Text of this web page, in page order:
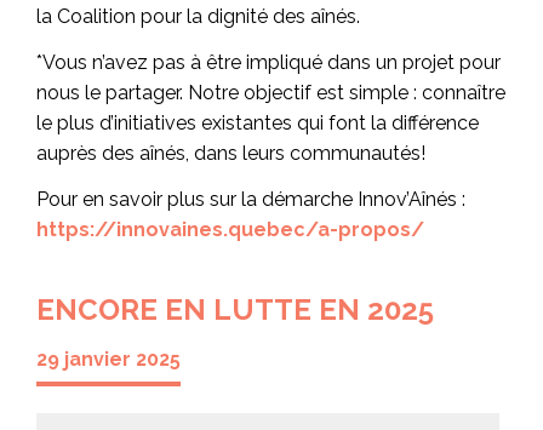
la Coalition pour la dignité des aînés.
*Vous n’avez pas à être impliqué dans un projet pour
nous le partager. Notre objectif est simple : connaître
le plus d’initiatives existantes qui font la différence
auprès des aînés, dans leurs communautés!
Pour en savoir plus sur la démarche Innov’Aînés :
https://innovaines.quebec/a-propos/
ENCORE EN LUTTE EN 2025
29 janvier 2025